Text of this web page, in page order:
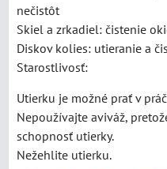
nečistôt
Skiel a zrkadiel: čistenie
Diskov kolies: utieranie a
Starostlivosť:
Utierku je možné prať v
Nepoužívajte aviváž,
schopnosť utierky.
Nežehlite utierku.